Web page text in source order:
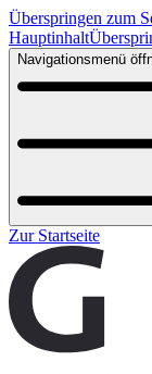
Überspringen zum
Hauptinhalt
Navigationsmenü
Zur Startseite